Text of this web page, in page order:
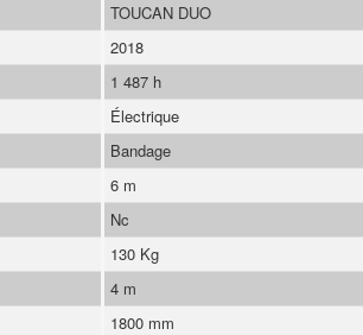
TOUCAN DUO
2018
1 487 h
Électrique
Bandage
6 m
Nc
130 Kg
4 m
1800 mm